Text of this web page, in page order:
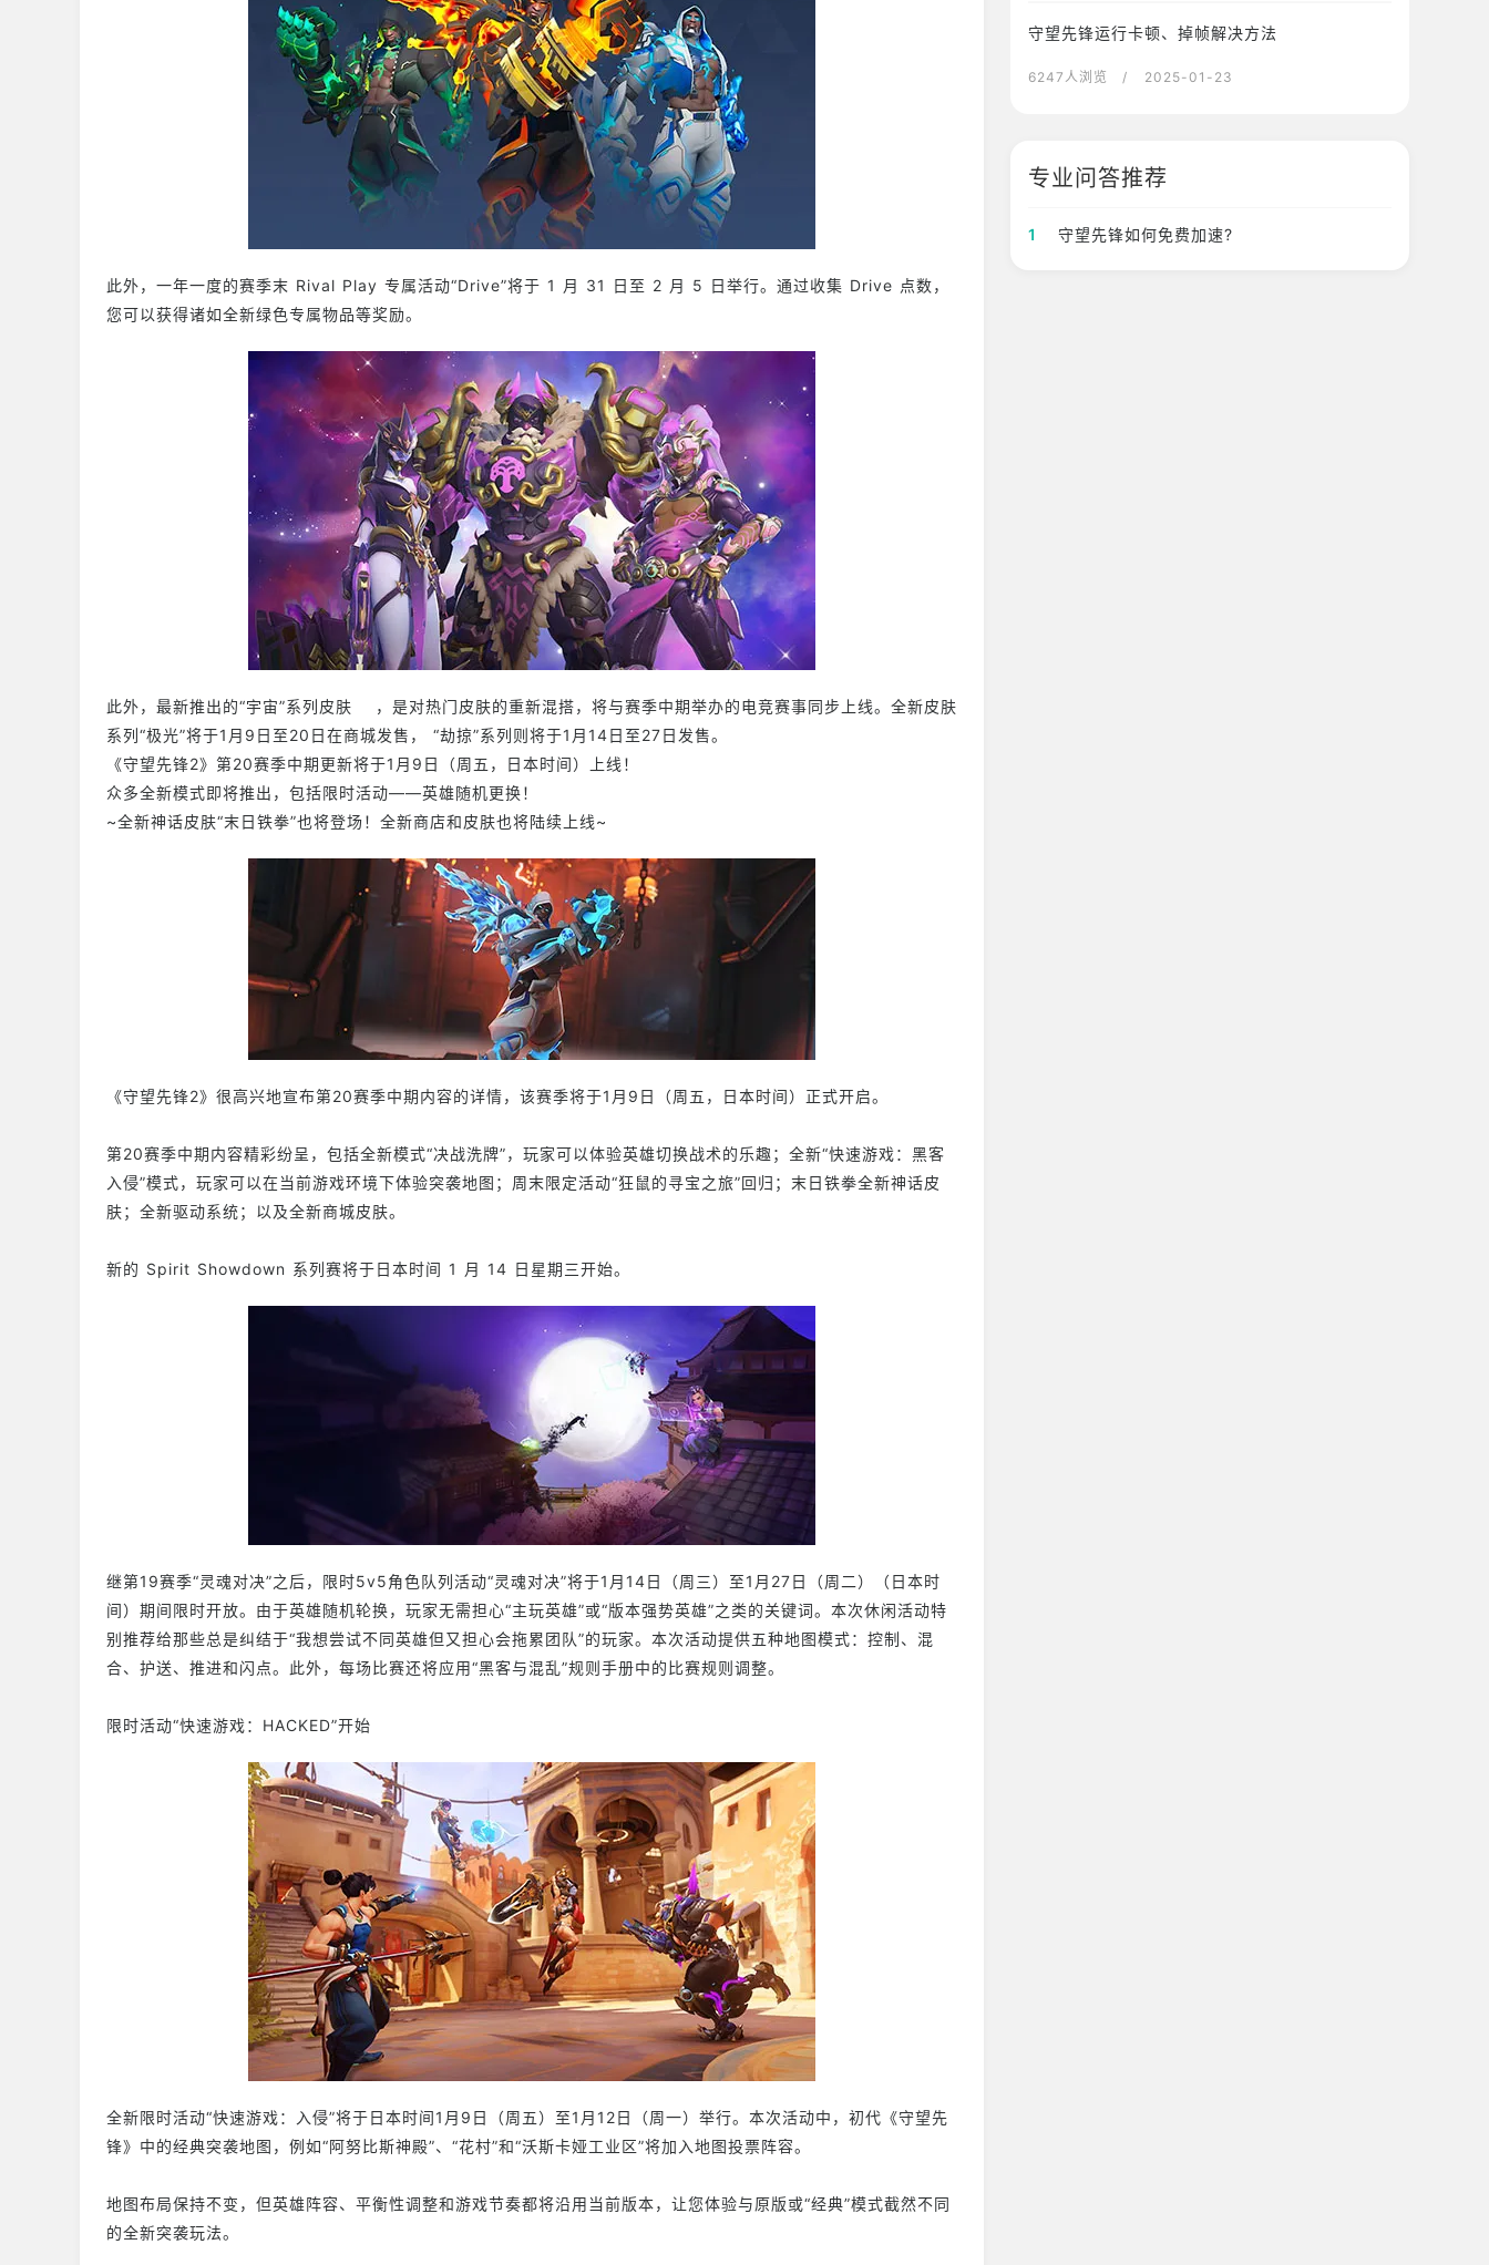
此外，一年一度的赛季末 Rival Play 专属活动“Drive”将于 1 月 31 日至 2 月 5 日举行。通过收集 Drive 点数，
您可以获得诸如全新绿色专属物品等奖励。
此外，最新推出的“宇宙”系列皮肤 ，是对热门皮肤的重新混搭，将与赛季中期举办的电竞赛事同步上线。全新皮肤
系列“极光”将于1月9日至20日在商城发售， “劫掠”系列则将于1月14日至27日发售。
《守望先锋2》第20赛季中期更新将于1月9日（周五，日本时间）上线！
众多全新模式即将推出，包括限时活动——英雄随机更换！
~全新神话皮肤“末日铁拳”也将登场！全新商店和皮肤也将陆续上线~
《守望先锋2》很高兴地宣布第20赛季中期内容的详情，该赛季将于1月9日（周五，日本时间）正式开启。
第20赛季中期内容精彩纷呈，包括全新模式“决战洗牌”，玩家可以体验英雄切换战术的乐趣；全新“快速游戏：黑客
入侵”模式，玩家可以在当前游戏环境下体验突袭地图；周末限定活动“狂鼠的寻宝之旅”回归；末日铁拳全新神话皮
肤；全新驱动系统；以及全新商城皮肤。
新的 Spirit Showdown 系列赛将于日本时间 1 月 14 日星期三开始。
继第19赛季“灵魂对决”之后，限时5v5角色队列活动“灵魂对决”将于1月14日（周三）至1月27日（周二）（日本时
间）期间限时开放。由于英雄随机轮换，玩家无需担心“主玩英雄”或“版本强势英雄”之类的关键词。本次休闲活动特
别推荐给那些总是纠结于“我想尝试不同英雄但又担心会拖累团队”的玩家。本次活动提供五种地图模式：控制、混
合、护送、推进和闪点。此外，每场比赛还将应用“黑客与混乱”规则手册中的比赛规则调整。
限时活动“快速游戏：HACKED”开始
全新限时活动“快速游戏：入侵”将于日本时间1月9日（周五）至1月12日（周一）举行。本次活动中，初代《守望先
锋》中的经典突袭地图，例如“阿努比斯神殿”、“花村”和“沃斯卡娅工业区”将加入地图投票阵容。
地图布局保持不变，但英雄阵容、平衡性调整和游戏节奏都将沿用当前版本，让您体验与原版或“经典”模式截然不同
的全新突袭玩法。
守望先锋运行卡顿、掉帧解决方法
6247人浏览 / 2025-01-23
专业问答推荐
1 守望先锋如何免费加速?